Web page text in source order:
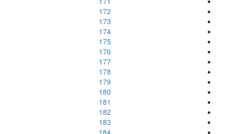
172
173
174
175
176
177
178
179
180
181
182
183